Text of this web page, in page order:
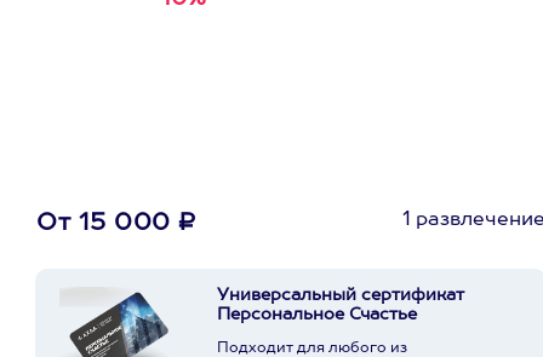
От 15 000 ₽ 1
Универсальный сертификат
Персональное Счастье
Подходит для любого из